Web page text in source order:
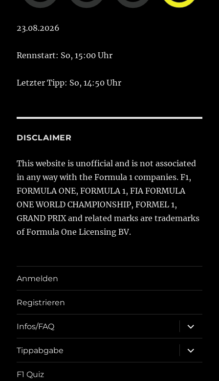
23.08.2026
Rennstart: So, 15:00 Uhr
Letzter Tipp: So, 14:50 Uhr
DISCLAIMER
This website is unofficial and is not associated
in any way with the Formula 1 companies. F1,
FORMULA ONE, FORMULA 1, FIA FORMULA
ONE WORLD CHAMPIONSHIP, FORMEL 1,
GRAND PRIX and related marks are trademarks
of Formula One Licensing BV.
Anmelden
Registrieren
Infos/FAQ
öffnen
Tippabgabe
öffnen
F1 Quiz